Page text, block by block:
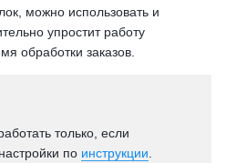
можно использовать и
упростит работу
обработки заказов.
только, если
по инструкции